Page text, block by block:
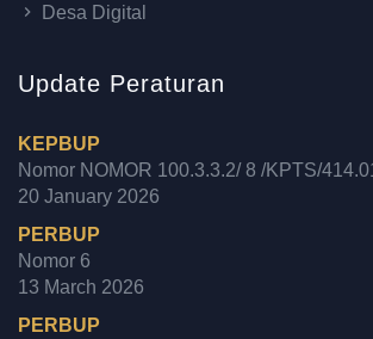
Desa Digital
Update Peraturan
KEPBUP
Nomor NOMOR 100.3.3.2/ 8 /KPTS/
20 January 2026
PERBUP
Nomor 6
13 March 2026
PERBUP